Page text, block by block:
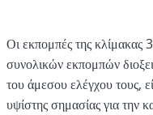
Οι εκπομπές της κλίμακας
συνολικών εκπομπών
του άμεσου ελέγχου τους,
υψίστης σημασίας για την